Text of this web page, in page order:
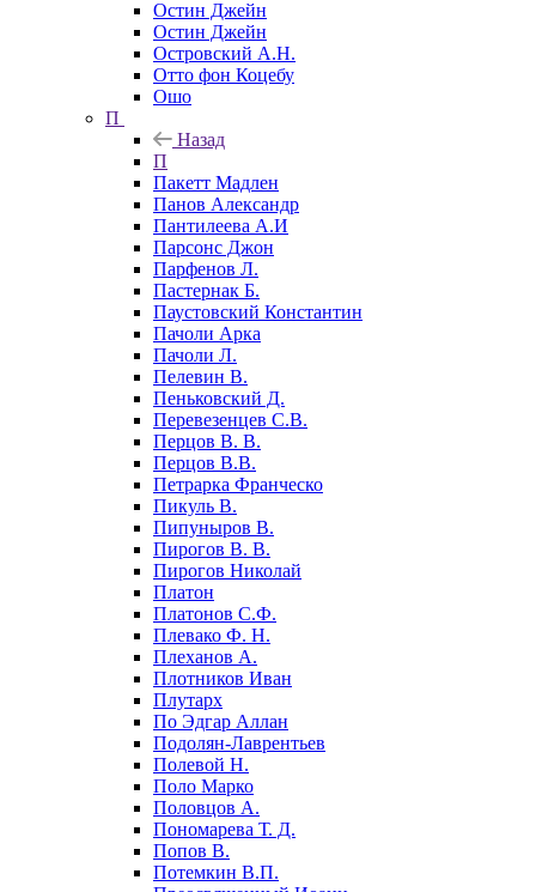
Остин Джейн
Остин Джейн
Островский А.Н.
Отто фон Коцебу
Ошо
П
Назад
П
Пакетт Мадлен
Панов Александр
Пантилеева А.И
Парсонс Джон
Парфенов Л.
Пастернак Б.
Паустовский Константин
Пачоли Арка
Пачоли Л.
Пелевин В.
Пеньковский Д.
Перевезенцев С.В.
Перцов В. В.
Перцов В.В.
Петрарка Франческо
Пикуль В.
Пипуныров В.
Пирогов В. В.
Пирогов Николай
Платон
Платонов С.Ф.
Плевако Ф. Н.
Плеханов А.
Плотников Иван
Плутарх
По Эдгар Аллан
Подолян-Лаврентьев
Полевой Н.
Поло Марко
Половцов А.
Пономарева Т. Д.
Попов В.
Потемкин В.П.